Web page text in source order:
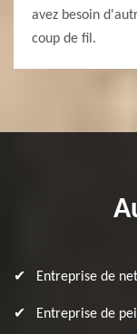
avez besoin
coup de fil.
Entreprise de
Entreprise de